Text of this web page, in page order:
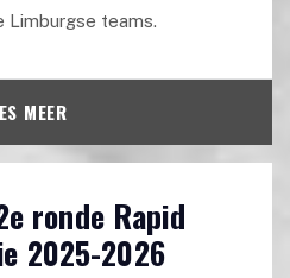
Limburgse teams.
MEER
ronde Rapid
2025-2026